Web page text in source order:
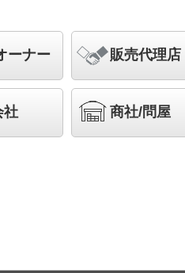
ーナー 販売代理店
社 商社/問屋